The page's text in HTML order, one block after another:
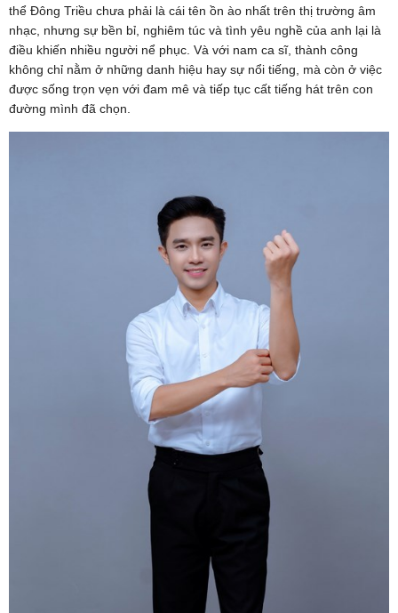
thể Đông Triều chưa phải là cái tên ồn ào nhất trên thị trường âm
nhạc, nhưng sự bền bỉ, nghiêm túc và tình yêu nghề của anh lại là
điều khiến nhiều người nể phục. Và với nam ca sĩ, thành công
không chỉ nằm ở những danh hiệu hay sự nổi tiếng, mà còn ở việc
được sống trọn vẹn với đam mê và tiếp tục cất tiếng hát trên con
đường mình đã chọn.